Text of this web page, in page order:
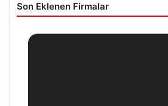
Son Eklenen Firmalar